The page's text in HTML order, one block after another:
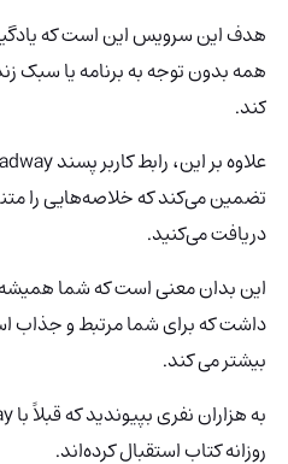
هدف این سرویس این است که
همه بدون توجه به برنامه یا سبک
کند.
تضمین می‌کند که خلاصه‌هایی را
دریافت می‌کنید.
این بدان معنی است که شما
داشت که برای شما مرتبط و جذاب
بیشتر می کند.
روزانه کتاب استقبال کرده‌اند.